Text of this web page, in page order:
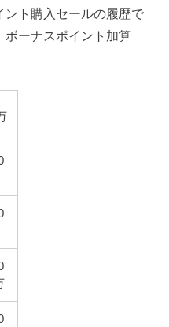
ント購入セールの履歴で
ボーナスポイント加算